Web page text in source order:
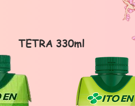
TETRA 330ml